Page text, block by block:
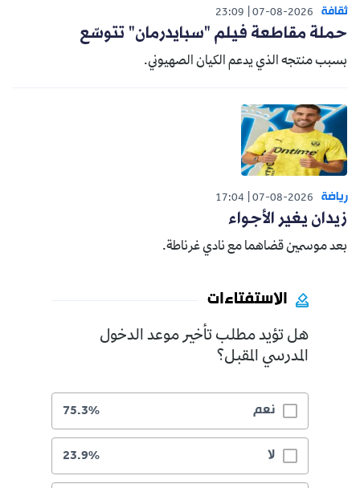
ثقافة 07-08-2026
23:09
حملة مقاطعة فيلم "سبايدرمان" تتوسّع
بسبب منتجه الذي يدعم الكيان الصهيوني.
رياضة 07-08-2026
17:04
زيدان يغير الأجواء
بعد موسمين قضاهما مع نادي غرناطة.
الاستفتاءات
هل تؤيد مطلب تأخير موعد الدخول
المدرسي المقبل؟
نعم 75.3%
لا 23.9%